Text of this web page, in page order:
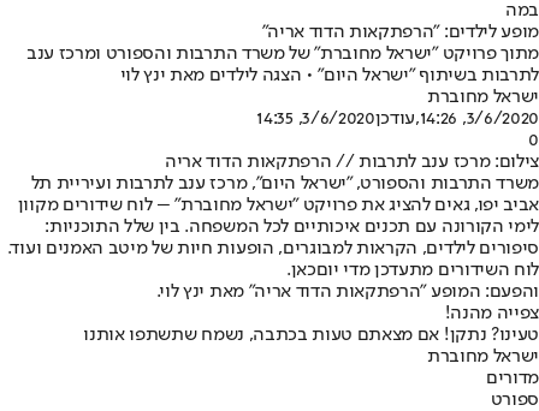
במה
מופע לילדים: "הרפתקאות הדוד אריה"
מתוך פרויקט "ישראל מחוברת" של משרד התרבות והספורט ומרכז ענב
לתרבות בשיתוף "ישראל היום" • הצגה לילדים מאת ינץ לוי
ישראל מחוברת
3/6/2020, 14:26
,עודכן3/6/2020, 14:35
0
צילום: מרכז ענב לתרבות // הרפתקאות הדוד אריה
משרד התרבות והספורט, "ישראל היום", מרכז ענב לתרבות ועיריית תל
אביב יפו, גאים להציג את פרויקט "ישראל מחוברת" – לוח שידורים מקוון
לימי הקורונה עם תכנים איכותיים לכל המשפחה. בין שלל התוכניות:
סיפורים לילדים, הקראות למבוגרים, הופעות חיות של מיטב האמנים ועוד.
לוח השידורים מתעדכן מדי יוםכאן.
והפעם: המופע "הרפתקאות הדוד אריה" מאת ינץ לוי.
צפייה מהנה!
טעינו? נתקן! אם מצאתם טעות בכתבה, נשמח שתשתפו אותנו
ישראל מחוברת
מדורים
ספורט